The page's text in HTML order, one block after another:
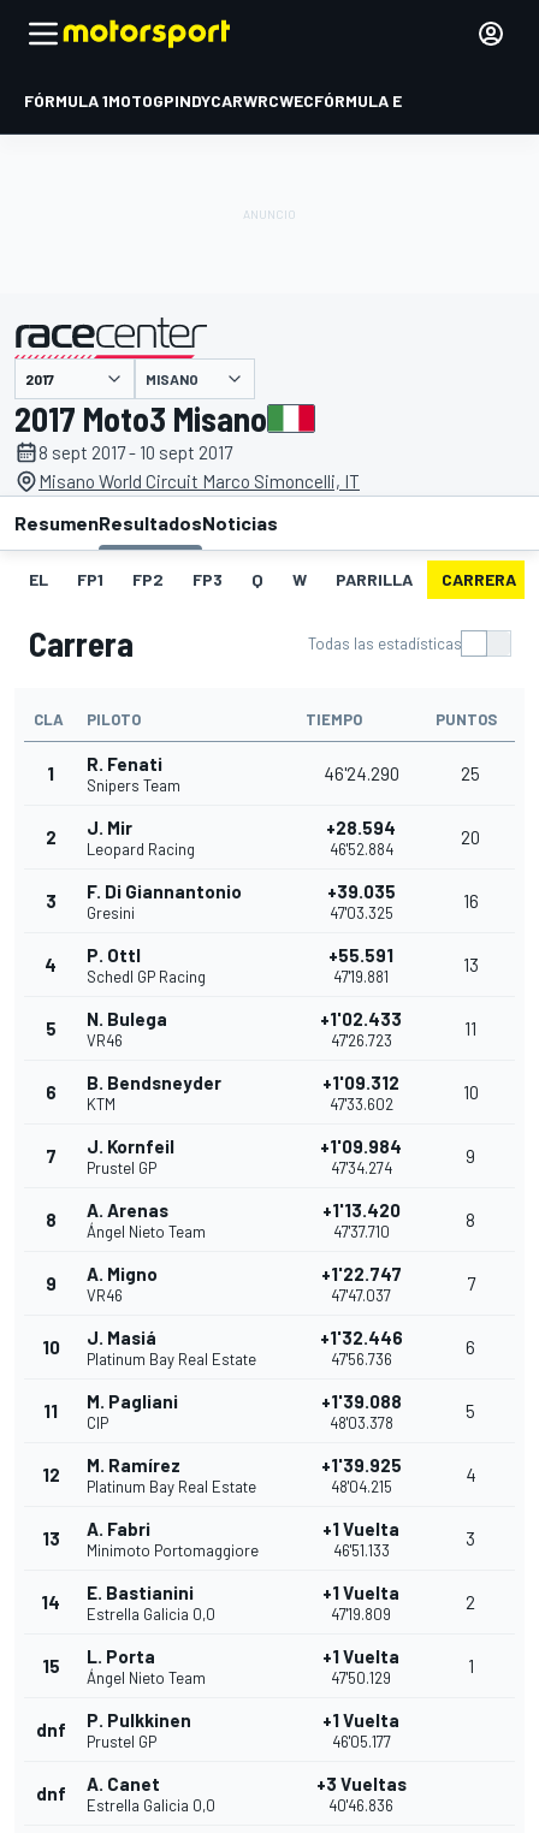
FÓRMULA 1MOTOGPINDYCARWRCWECFÓRMULA E
presentado por MISANO
2017 Moto3 Misano
8 sept 2017 - 10 sept 2017
Misano World Circuit Marco Simoncelli, IT
ResumenResultadosNoticias
EL FP1 FP2 FP3 Q W PARRILLA CARRERA
Carrera Todas las estadísticas
CLA PILOTO TIEMPO PUNTOS
1 R. Fenati
Snipers Team
46'24.290 25
2 J. Mir
Leopard Racing
+28.594
46'52.884
20
3 F. Di Giannantonio
Gresini
+39.035
47'03.325
16
4 P. Ottl
Schedl GP Racing
+55.591
47'19.881
13
5 N. Bulega
VR46
+1'02.433
47'26.723
11
6 B. Bendsneyder
KTM
+1'09.312
47'33.602
10
7 J. Kornfeil
Prustel GP
+1'09.984
47'34.274
9
8 A. Arenas
Ángel Nieto Team
+1'13.420
47'37.710
8
9 A. Migno
VR46
+1'22.747
47'47.037
7
10 J. Masiá
Platinum Bay Real Estate
+1'32.446
47'56.736
6
11 M. Pagliani
CIP
+1'39.088
48'03.378
5
12 M. Ramírez
Platinum Bay Real Estate
+1'39.925
48'04.215
4
13 A. Fabri
Minimoto Portomaggiore
+1 Vuelta
46'51.133
3
14 E. Bastianini
Estrella Galicia 0,0
+1 Vuelta
47'19.809
2
15 L. Porta
Ángel Nieto Team
+1 Vuelta
47'50.129
1
dnf P. Pulkkinen
Prustel GP
+1 Vuelta
46'05.177
dnf A. Canet
Estrella Galicia 0,0
+3 Vueltas
40'46.836